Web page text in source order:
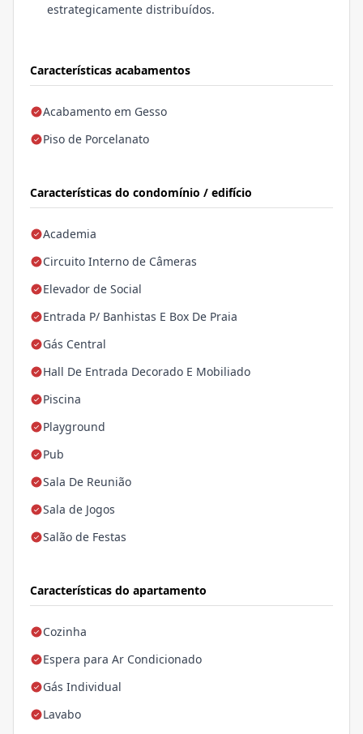
Características acabamentos
Acabamento em Gesso
Piso de Porcelanato
Características do condomínio / edifício
Academia
Circuito Interno de Câmeras
Elevador de Social
Entrada P/ Banhistas E Box De Praia
Gás Central
Hall De Entrada Decorado E Mobiliado
Piscina
Playground
Pub
Sala De Reunião
Sala de Jogos
Salão de Festas
Características do apartamento
Cozinha
Espera para Ar Condicionado
Gás Individual
Lavabo
estrategicamente distribuídos.